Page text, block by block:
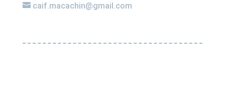
caif.macachin@gmail.com